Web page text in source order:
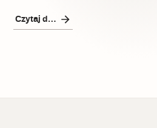
Czytaj dalej